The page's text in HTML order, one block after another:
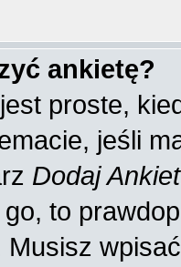
ankietę?
proste,
jeśli
Dodaj
to